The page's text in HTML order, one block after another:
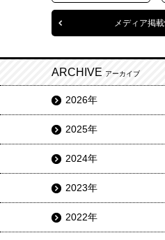
メディア掲
ARCHIVE アーカイブ
2026年
2025年
2024年
2023年
2022年